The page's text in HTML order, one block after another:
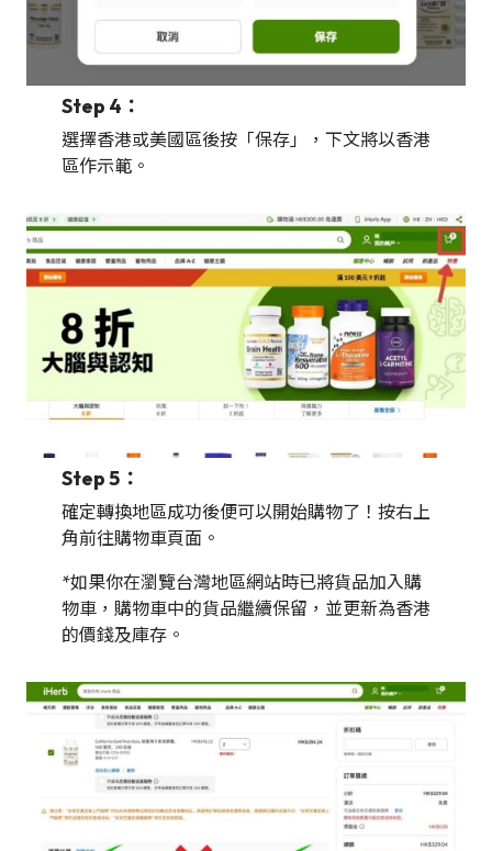
Step 4：
選擇香港或美國區後按「保存」，下文將以香港
區作示範。
Step 5：
確定轉換地區成功後便可以開始購物了！按右上
角前往購物車頁面。
*如果你在瀏覽台灣地區網站時已將貨品加入購
物車，購物車中的貨品繼續保留，並更新為香港
的價錢及庫存。